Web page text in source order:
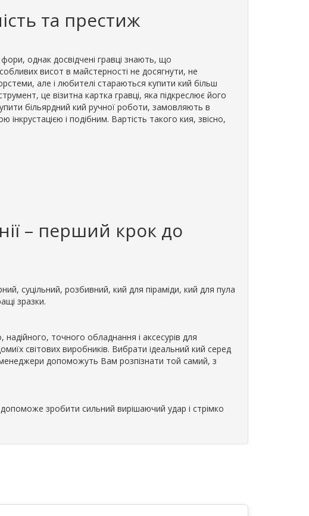
та престиж
однак досвідчені гравці знають, що
висот в майстерності не досягнути, не
але і любителі стараються купити кий більш
це візитна картка гравці, яка підкреслює його
більярдний кий ручної роботи, замовляють в
і подібним. Вартість такого кия, звісно,
– перший крок до
суцільний, розбивний, кий для піраміди, кий для пула
зразки.
точного обладнання і аксесурів для
світових виробників. Вибрати ідеальний кий серед
менеджери допоможуть Вам розпізнати той самий, з
зробити сильний вирішаючий удар і стрімко